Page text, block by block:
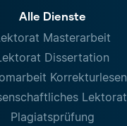
Alle Dienste
Masterarbeit
Dissertation
Korrekturlesen
Lektorat
Plagiatsprüfung